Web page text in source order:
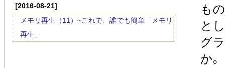
[2016-08-21]
メモリ再生（11）~これで、誰でも簡単「メモリ
再生」
も
と
グ
か｡